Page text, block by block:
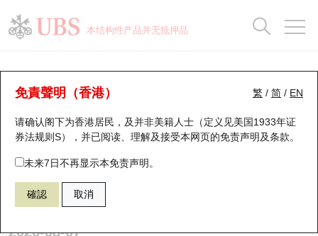
本结构性产品并无抵押品
繁 / 简 / EN
免責聲明（香港）
请确认阁下为香港居民，及并非美籍人士（定义见美国1933年证
券法规则S），并已阅读、理解及接受本网页的免责声明及条款。
未来7日不再显示本免责声明。
確認 取消
牛熊证分析仪
表现 街货统计 比较
54079 瑞银熊证 2269 药明生物
2026-08-07
瑞银认股证一览
新发行瑞银认股证
即将到期认股证
认股证到期结算价查找
认股证分析仪
街货统计
比较
牛熊全景快搜
牛熊证搜寻
牛熊证街货分布图
正股牛熊证列表
新发行瑞银牛熊证
街货统计
比较
十大升幅/跌幅
十大认股证成交分布
十天股证占大市成交
资金流
街货统计
正股分析仪
二十大活跃股份
恒指成份股
国指成份股
科指成份股
持股比重
显示所有持股比重
每月轮证大市专题
轮证专栏
讲座及教育短片
认股证投资者教育
牛熊证投资者教育